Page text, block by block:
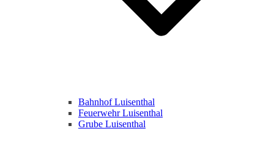
Bahnhof Luisenthal
Feuerwehr Luisenthal
Grube Luisenthal